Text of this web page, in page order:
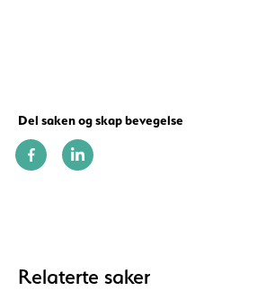
Del saken og skap bevegelse
Relaterte saker